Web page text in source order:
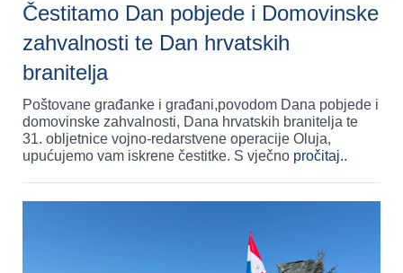
Čestitamo Dan pobjede i Domovinske
zahvalnosti te Dan hrvatskih
branitelja
Poštovane građanke i građani,povodom Dana pobjede i
domovinske zahvalnosti, Dana hrvatskih branitelja te
31. obljetnice vojno-redarstvene operacije Oluja,
upućujemo vam iskrene čestitke. S vječno pročitaj..